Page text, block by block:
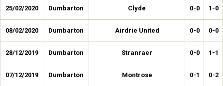
25/02/2020 Dumbarton Clyde 0-0 1-0
08/02/2020 Dumbarton Airdrie United 0-0 0-0
28/12/2019 Dumbarton Stranraer 0-0 1-1
07/12/2019 Dumbarton Montrose 0-1 0-2